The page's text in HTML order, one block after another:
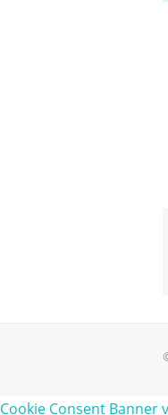
Cookie Consent Banner